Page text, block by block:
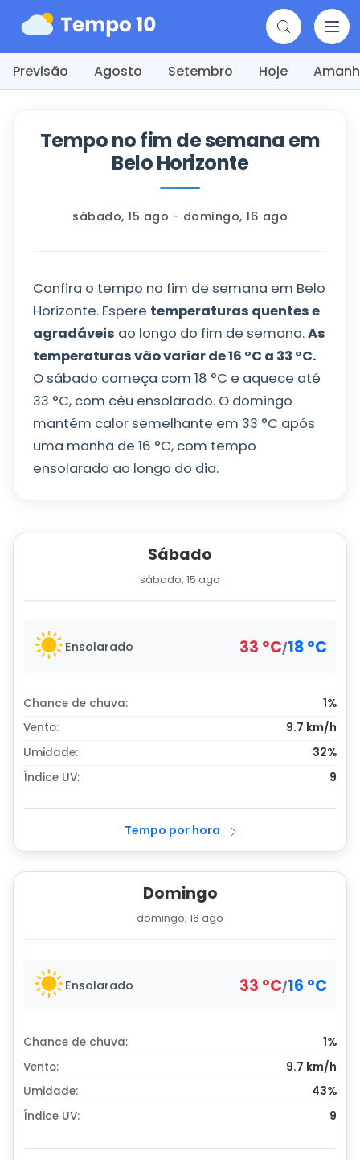
Previsão Agosto Setembro Hoje
Tempo no fim de semana em
Belo Horizonte
sábado, 15 ago - domingo, 16 ago
Confira o tempo no fim de semana em Belo
Horizonte. Espere temperaturas quentes e
agradáveis ao longo do fim de semana.As
temperaturas vão variar de16 °C a 33 °C.
O sábado começa com 18 °C e aquece até
33 °C, com céu ensolarado. O domingo
mantém calor semelhante em 33 °C após
uma manhã de 16 °C, com tempo
ensolarado ao longo do dia.
Sábado
sábado, 15 ago
Ensolarado 33 °C/18°C
Chance de chuva:
1%
Vento:
9.7 km/h
Umidade:
32%
Índice UV:
9
Tempo por hora
Domingo
domingo, 16 ago
Ensolarado 33 °C/16 °C
Chance de chuva:
1%
Vento:
9.7 km/h
Umidade:
43%
Índice UV:
9